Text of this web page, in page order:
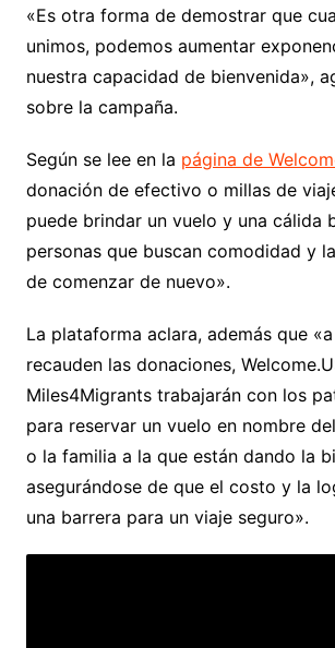
«Es otra forma de demostrar que
unimos, podemos aumentar
nuestra capacidad de bienvenida»,
sobre la campaña.
Según se lee en la página de
donación de efectivo o millas de
puede brindar un vuelo y una cálida
personas que buscan comodidad y
de comenzar de nuevo».
La plataforma aclara, además que
recauden las donaciones,
Miles4Migrants trabajarán con los
para reservar un vuelo en nombre
o la familia a la que están dando la
asegurándose de que el costo y la
una barrera para un viaje seguro».